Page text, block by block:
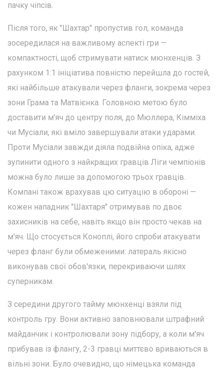
пачку чіпсів.
Після того, як "Шахтар" пропустив гол, команда
зосередилася на важливому аспекті гри —
компактності, щоб стримувати натиск мюнхенців. З
рахунком 1:1 ініціатива повністю перейшла до гостей,
які найбільше атакували через фланги, зокрема через
зони Грама та Матвієнка. Головною метою було
доставити м'яч до центру поля, до Мюллера, Кімміха
чи Мусіали, які вміло завершували атаки ударами.
Проти Мусіали завжди діяла подвійна опіка, адже
зупинити одного з найкращих гравців Ліги чемпіонів
можна було лише за допомогою трьох гравців.
Компані також врахував цю ситуацію в обороні —
кожен нападник "Шахтаря" отримував по двоє
захисників на себе, навіть якщо він просто чекав на
м'яч. Що стосується Коноплі, його спроби атакувати
через фланг були обмеженими: латераль якісно
виконував свої обов'язки, перекриваючи шлях
суперникам.
З середини другого тайму мюнхенці взяли під
контроль гру. Вони активно заповнювали штрафний
майданчик і контролювали зону підбору, а коли м'яч
прибував із флангу, 2-3 гравці миттєво вриваються в
вільні зони. Було очевидно, що німецька команда